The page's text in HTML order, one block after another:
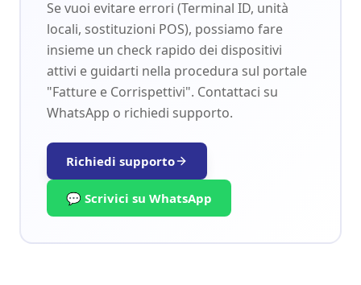
Se vuoi evitare errori (Terminal ID, unità
locali, sostituzioni POS), possiamo fare
insieme un check rapido dei dispositivi
attivi e guidarti nella procedura sul portale
"Fatture e Corrispettivi". Contattaci su
WhatsApp o richiedi supporto.
Richiedi supporto
💬 Scrivici su WhatsApp